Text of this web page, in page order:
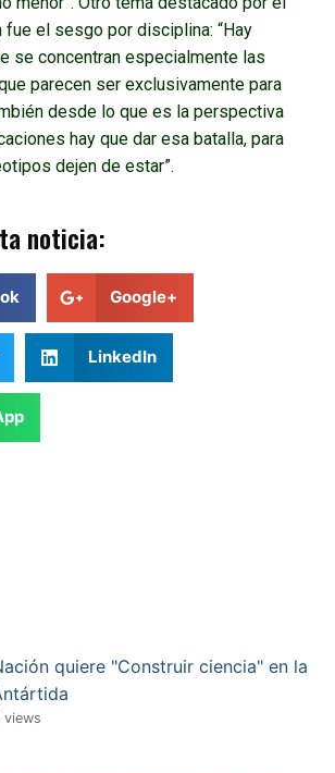
fue el sesgo por disciplina: “Hay
se concentran especialmente las
parecen ser exclusivamente para
desde lo que es la perspectiva
hay que dar esa batalla, para
dejen de estar”.
noticia:
Google+
LinkedIn
quiere "Construir ciencia" en la
views